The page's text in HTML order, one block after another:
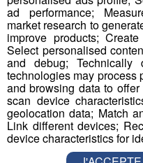
une évidence, nous
quotidien.
- Le Groupe
automobile de rang 1
fonctions
ad performance;
market research to
improve products;
Select personalised
and debug;
technologies may process
and browsing data to
scan device
geolocation data; Match
Link different devices;
device characteristics for